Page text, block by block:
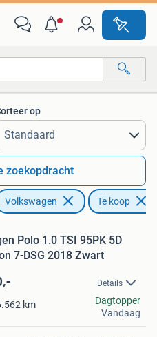
op
zoekopdracht
Volkswagen Te koop
Polo 1.0 TSI 95PK 5D
7-DSG 2018 Zwart
Details
km
Dagtopper
Vandaag